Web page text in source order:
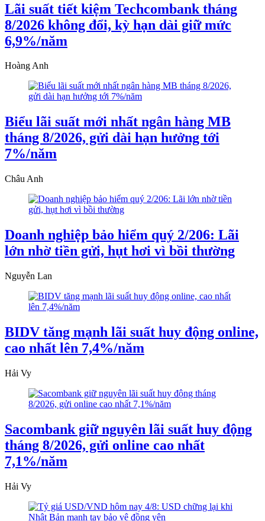
Lãi suất tiết kiệm Techcombank tháng
8/2026 không đổi, kỳ hạn dài giữ mức
6,9%/năm
Hoàng Anh
Biểu lãi suất mới nhất ngân hàng MB
tháng 8/2026, gửi dài hạn hưởng tới
7%/năm
Châu Anh
Doanh nghiệp bảo hiểm quý 2/206: Lãi
lớn nhờ tiền gửi, hụt hơi vì bồi thường
Nguyễn Lan
BIDV tăng mạnh lãi suất huy động online,
cao nhất lên 7,4%/năm
Hải Vy
Sacombank giữ nguyên lãi suất huy động
tháng 8/2026, gửi online cao nhất
7,1%/năm
Hải Vy